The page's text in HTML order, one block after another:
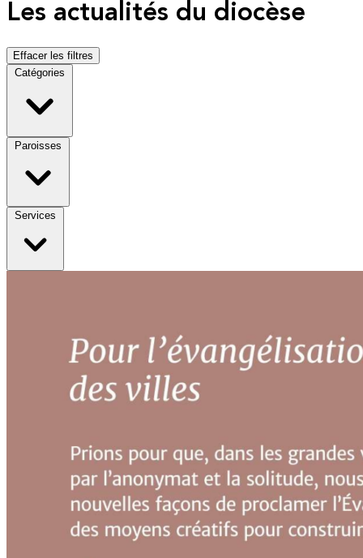
Les actualités du diocèse
Effacer les filtres
Catégories
Paroisses
Services